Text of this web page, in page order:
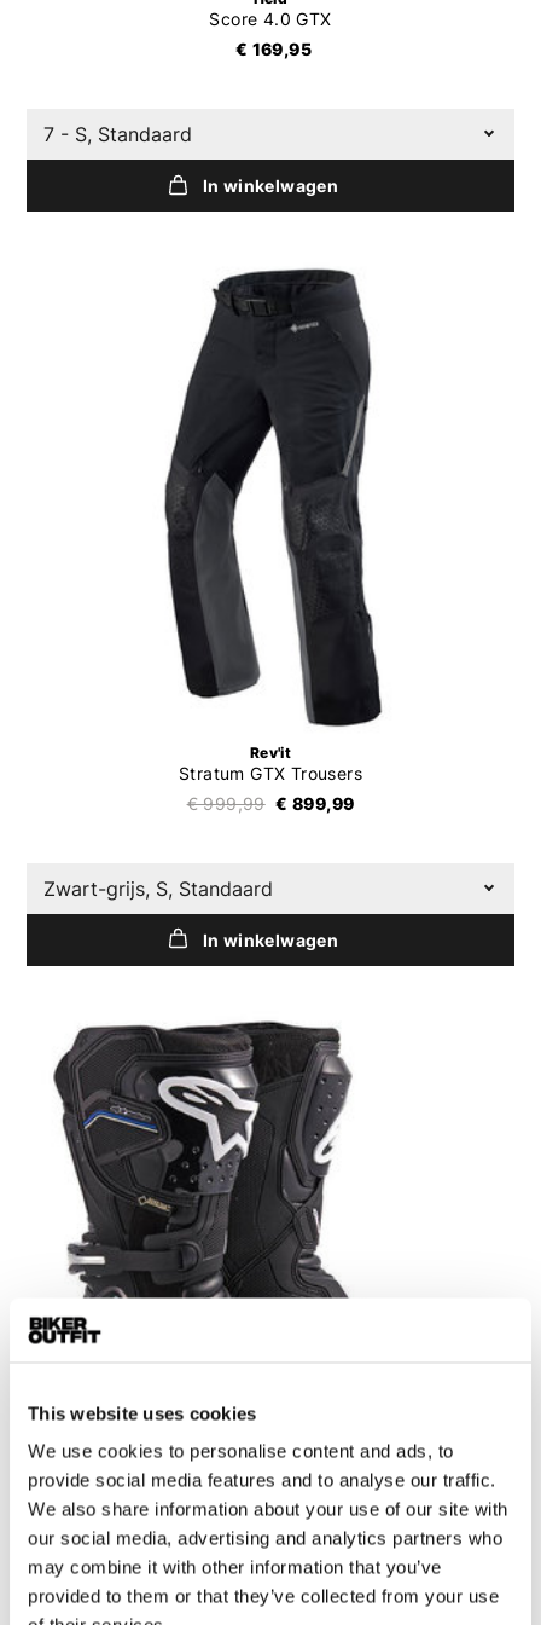
This website uses cookies
We use cookies to personalise content and ads, to
provide social media features and to analyse our traffic.
We also share information about your use of our site with
our social media, advertising and analytics partners who
may combine it with other information that you’ve
provided to them or that they’ve collected from your use
Score 4.0 GTX
€ 169,95
7 - S, Standaard
In winkelwagen
Rev'it
Stratum GTX Trousers
€ 999,99 € 899,99
Zwart-grijs, S, Standaard
In winkelwagen
Alpinestars
Toucan GTX
€ 449,95
€ 404,95